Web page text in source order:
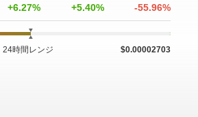
+6.27% +5.40% -55.96%
24時間レンジ $0.00002703